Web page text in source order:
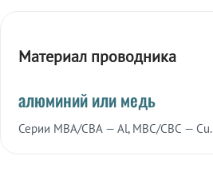
Материал проводника
алюминий или медь
Серии МВА/СВА — Al, МВС/СВС — Cu.